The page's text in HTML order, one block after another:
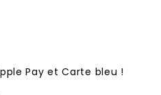
Pay et Carte bleu !